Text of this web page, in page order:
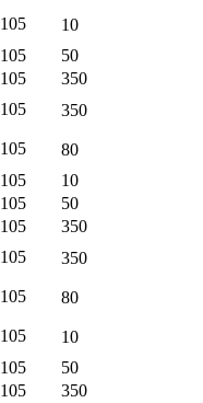
10
50
350
350
80
10
50
350
350
80
10
50
350